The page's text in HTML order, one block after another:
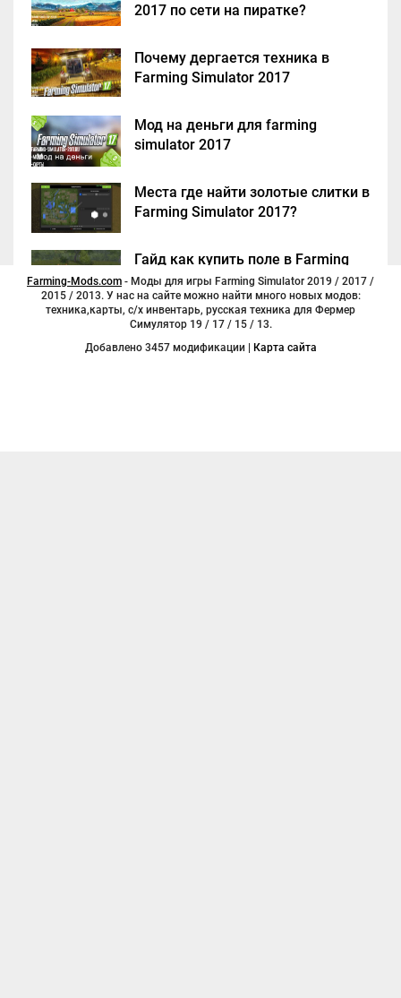
2017 по сети на пиратке?
Почему дергается техника в
Farming Simulator 2017
Мод на деньги для farming
simulator 2017
Места где найти золотые слитки в
Farming Simulator 2017?
Гайд как купить поле в Farming
Simulator 2017
Farming-Mods.com
2015 / 2013. У нас на сайте можно найти много новых модов:
техника,карты, с/х инвентарь, русская техника для Фермер
Симулятор 19 / 17 / 15 / 13.
Добавлено 3457 модификации |
Карта сайта